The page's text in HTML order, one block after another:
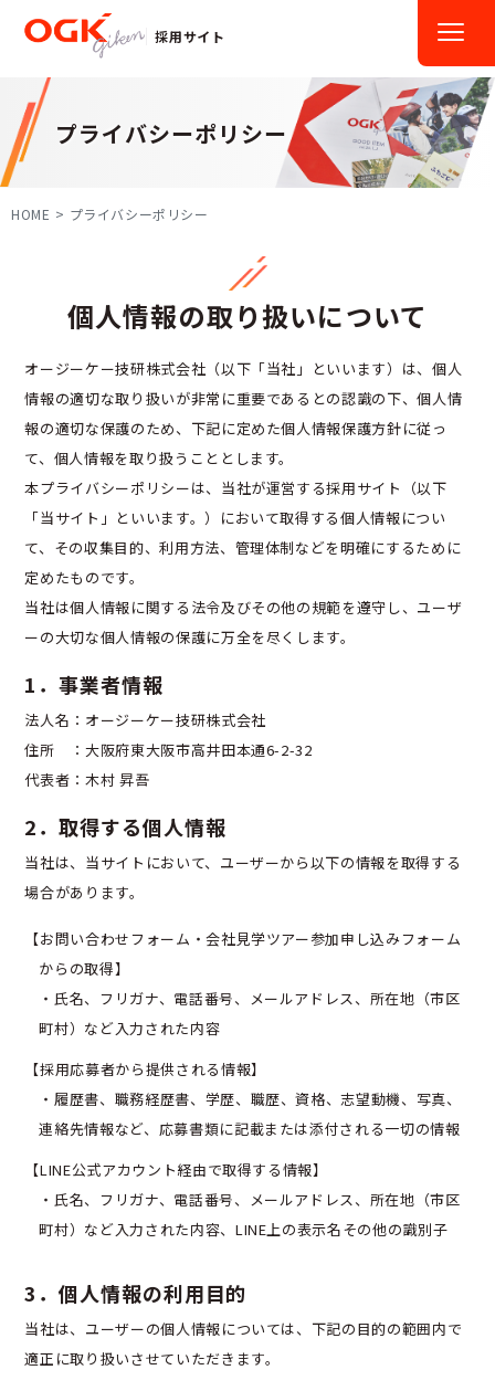
採用サイト
プライバシーポリシー
HOME プライバシーポリシー
個人情報の取り扱いについて
オージーケー技研株式会社（以下「当社」といいます）は、個人
情報の適切な取り扱いが非常に重要であるとの認識の下、個人情
報の適切な保護のため、下記に定めた個人情報保護方針に従っ
て、個人情報を取り扱うこととします。
本プライバシーポリシーは、当社が運営する採用サイト（以下
「当サイト」といいます。）において取得する個人情報につい
て、その収集目的、利用方法、管理体制などを明確にするために
定めたものです。
当社は個人情報に関する法令及びその他の規範を遵守し、ユーザ
ーの大切な個人情報の保護に万全を尽くします。
1．事業者情報
法人名：オージーケー技研株式会社
住所 ：大阪府東大阪市高井田本通6-2-32
代表者：木村 昇吾
2．取得する個人情報
当社は、当サイトにおいて、ユーザーから以下の情報を取得する
場合があります。
【お問い合わせフォーム・会社見学ツアー参加申し込みフォーム
からの取得】
・氏名、フリガナ、電話番号、メールアドレス、所在地（市区
町村）など入力された内容
【採用応募者から提供される情報】
・履歴書、職務経歴書、学歴、職歴、資格、志望動機、写真、
連絡先情報など、応募書類に記載または添付される一切の情報
【LINE公式アカウント経由で取得する情報】
・氏名、フリガナ、電話番号、メールアドレス、所在地（市区
町村）など入力された内容、LINE上の表示名その他の識別子
3．個人情報の利用目的
当社は、ユーザーの個人情報については、下記の目的の範囲内で
適正に取り扱いさせていただきます。